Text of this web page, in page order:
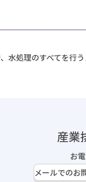
水処理のすべてを行う
産業
お
メールでのお